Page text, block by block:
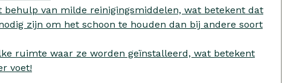
behulp van milde reinigingsmiddelen, wat betekent dat
zijn om het schoon te houden dan bij andere soort
ruimte waar ze worden geïnstalleerd, wat betekent
voet!